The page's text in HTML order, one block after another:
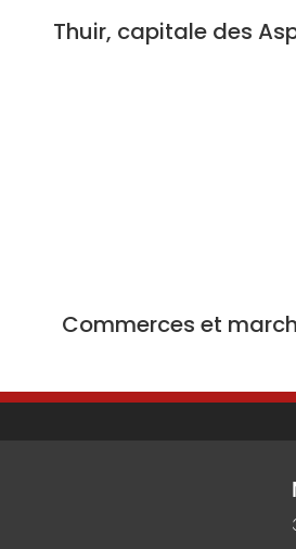
Thuir, capitale des
Commerces et